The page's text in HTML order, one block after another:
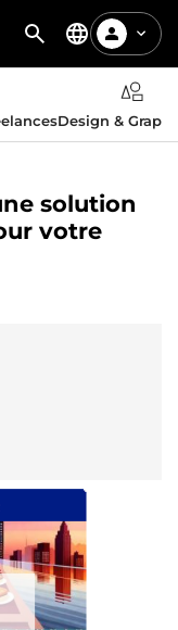
Design &
solution
votre